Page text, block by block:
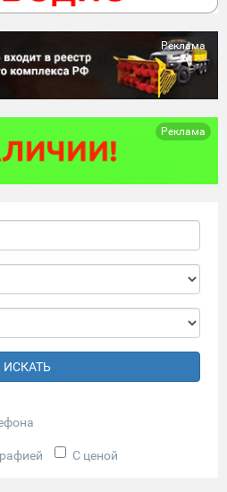
Реклама
Реклама
ИСКАТЬ
С ценой